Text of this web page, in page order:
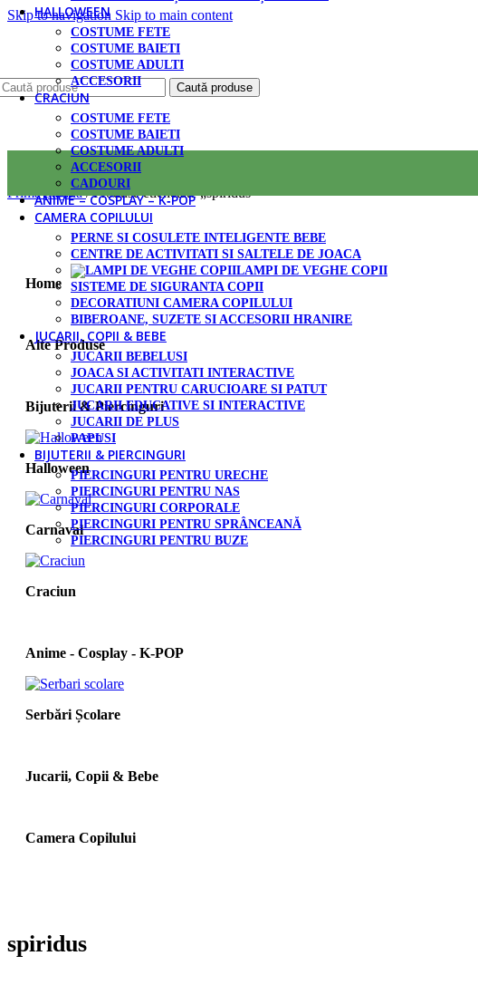
Skip to navigation Skip to main content
Caută produse
HALLOWEEN
COSTUME FETE
COSTUME BAIETI
COSTUME ADULTI
ACCESORII
CRACIUN
COSTUME FETE
COSTUME BAIETI
COSTUME ADULTI
ACCESORII
CADOURI
ANIME – COSPLAY – K‑POP
CAMERA COPILULUI
PERNE SI COSULETE INTELIGENTE BEBE
CENTRE DE ACTIVITATI SI SALTELE DE JOACA
LAMPI DE VEGHE COPII
SISTEME DE SIGURANTA COPII
DECORATIUNI CAMERA COPILULUI
BIBEROANE, SUZETE SI ACCESORII HRANIRE
JUCARII, COPII & BEBE
JUCARII BEBELUSI
JOACA SI ACTIVITATI INTERACTIVE
JUCARII PENTRU CARUCIOARE SI PATUT
JUCARII EDUCATIVE SI INTERACTIVE
JUCARII DE PLUS
PAPUSI
BIJUTERII & PIERCINGURI
PIERCINGURI PENTRU URECHE
PIERCINGURI PENTRU NAS
PIERCINGURI CORPORALE
PIERCINGURI PENTRU SPRÂNCEANĂ
PIERCINGURI PENTRU BUZE
Prima pagină/ Produse etichetate „spiridus”
Home
Alte Produse
Bijuterii & Piercinguri
Halloween
Carnaval
Craciun
Anime - Cosplay - K‑POP
Serbări Școlare
Jucarii, Copii & Bebe
Camera Copilului
spiridus